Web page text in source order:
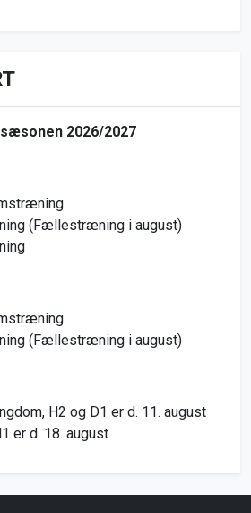
2026/2027
(Fællestræning i august)
(Fællestræning i august)
H2 og D1 er d. 11. august
er d. 18. august